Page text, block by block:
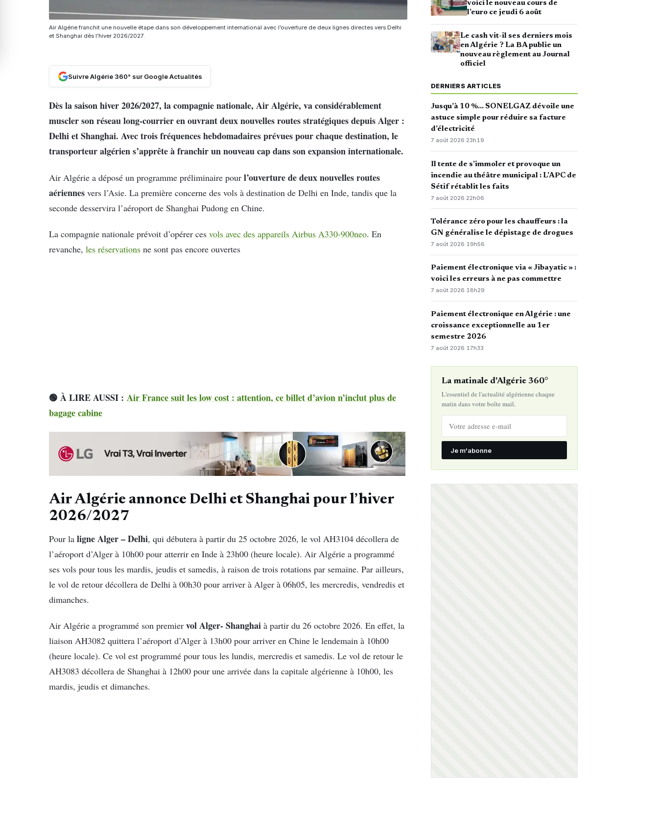
Air Algérie franchit une nouvelle étape dans son développement international avec l’ouverture de deux lignes directes vers Delhi
et Shanghai dès l’hiver 2026/2027.
Suivre Algérie 360° sur Google Actualités
Dès la saison hiver 2026/2027, la compagnie nationale, Air Algérie, va considérablement
muscler son réseau long-courrier en ouvrant deux nouvelles routes stratégiques depuis Alger :
Delhi et Shanghai. Avec trois fréquences hebdomadaires prévues pour chaque destination, le
transporteur algérien s’apprête à franchir un nouveau cap dans son expansion internationale.
Air Algérie a déposé un programme préliminaire pour l’ouverture de deux nouvelles routes
aériennes vers l’Asie. La première concerne des vols à destination de Delhi en Inde, tandis que la
seconde desservira l’aéroport de Shanghai Pudong en Chine.
La compagnie nationale prévoit d’opérer ces vols avec des appareils Airbus A330-900neo. En
revanche, les réservations ne sont pas encore ouvertes
🟢 À LIRE AUSSI : Air France suit les low cost : attention, ce billet d’avion n’inclut plus de
bagage cabine
Air Algérie annonce Delhi et Shanghai pour l’hiver
2026/2027
Pour la ligne Alger – Delhi, qui débutera à partir du 25 octobre 2026, le vol AH3104 décollera de
l’aéroport d’Alger à 10h00 pour atterrir en Inde à 23h00 (heure locale). Air Algérie a programmé
ses vols pour tous les mardis, jeudis et samedis, à raison de trois rotations par semaine. Par ailleurs,
le vol de retour décollera de Delhi à 00h30 pour arriver à Alger à 06h05, les mercredis, vendredis et
dimanches.
Air Algérie a programmé son premier vol Alger- Shanghai à partir du 26 octobre 2026. En effet, la
liaison AH3082 quittera l’aéroport d’Alger à 13h00 pour arriver en Chine le lendemain à 10h00
(heure locale). Ce vol est programmé pour tous les lundis, mercredis et samedis. Le vol de retour le
AH3083 décollera de Shanghai à 12h00 pour une arrivée dans la capitale algérienne à 10h00, les
mardis, jeudis et dimanches.
voici le nouveau cours de
l’euro ce jeudi 6 août
Le cash vit-il ses derniers mois
en Algérie ? La BA publie un
nouveau règlement au Journal
officiel
DERNIERS ARTICLES
Jusqu’à 10 %… SONELGAZ dévoile une
astuce simple pour réduire sa facture
d’électricité
7 août 2026·23h19
Il tente de s’immoler et provoque un
incendie au théâtre municipal : L’APC de
Sétif rétablit les faits
7 août 2026·22h06
Tolérance zéro pour les chauffeurs : la
GN généralise le dépistage de drogues
7 août 2026·19h56
Paiement électronique via « Jibayatic » :
voici les erreurs à ne pas commettre
7 août 2026·18h29
Paiement électronique en Algérie : une
croissance exceptionnelle au 1er
semestre 2026
7 août 2026· 17h33
La matinale d'Algérie 360°
L'essentiel de l'actualité algérienne chaque
matin dans votre boîte mail.
Je m'abonne